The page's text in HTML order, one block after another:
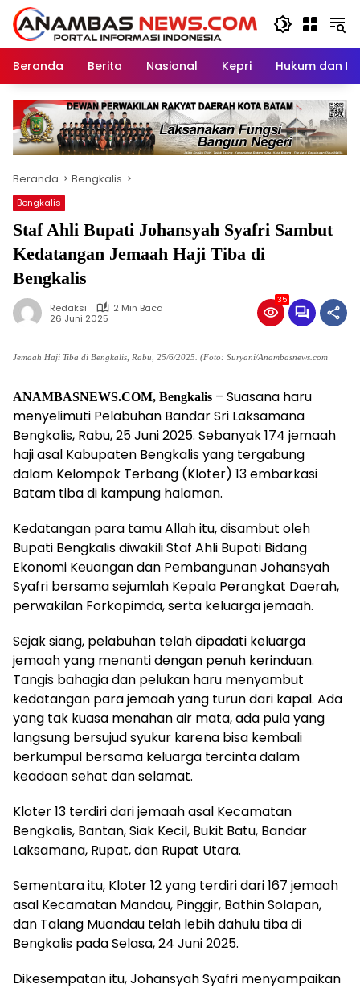
Langsung
konten
Beranda
Berita Nasional Kepri Hukum dan
Beranda Bengkalis
Bengkalis
Staf Ahli Bupati Johansyah Syafri Sambut
Kedatangan Jemaah Haji Tiba di
Bengkalis
Redaksi
2 Min Baca
26 Juni 2025
35
Jemaah Haji Tiba di Bengkalis, Rabu, 25/6/2025. (Foto: Suryani/Anambasnews.com
ANAMBASNEWS.COM, Bengkalis – Suasana haru
menyelimuti Pelabuhan Bandar Sri Laksamana
Bengkalis, Rabu, 25 Juni 2025. Sebanyak 174 jemaah
haji asal Kabupaten Bengkalis yang tergabung
dalam Kelompok Terbang (Kloter) 13 embarkasi
Batam tiba di kampung halaman.
Kedatangan para tamu Allah itu, disambut oleh
Bupati Bengkalis diwakili Staf Ahli Bupati Bidang
Ekonomi Keuangan dan Pembangunan Johansyah
Syafri bersama sejumlah Kepala Perangkat Daerah,
perwakilan Forkopimda, serta keluarga jemaah.
Sejak siang, pelabuhan telah dipadati keluarga
jemaah yang menanti dengan penuh kerinduan.
Tangis bahagia dan pelukan haru menyambut
kedatangan para jemaah yang turun dari kapal. Ada
yang tak kuasa menahan air mata, ada pula yang
langsung bersujud syukur karena bisa kembali
berkumpul bersama keluarga tercinta dalam
keadaan sehat dan selamat.
Kloter 13 terdiri dari jemaah asal Kecamatan
Bengkalis, Bantan, Siak Kecil, Bukit Batu, Bandar
Laksamana, Rupat, dan Rupat Utara.
Sementara itu, Kloter 12 yang terdiri dari 167 jemaah
asal Kecamatan Mandau, Pinggir, Bathin Solapan,
dan Talang Muandau telah lebih dahulu tiba di
Bengkalis pada Selasa, 24 Juni 2025.
Dikesempatan itu, Johansyah Syafri menyampaikan